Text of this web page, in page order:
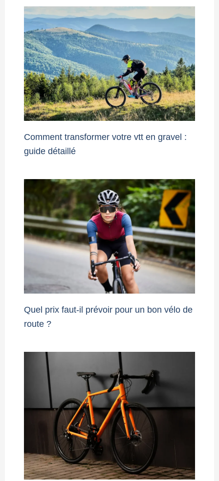
Comment transformer votre vtt en gravel :
guide détaillé
Quel prix faut-il prévoir pour un bon vélo de
route ?